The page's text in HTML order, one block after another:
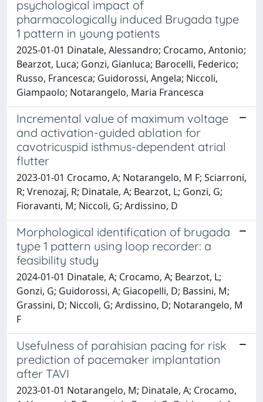
psychological impact of
pharmacologically induced Brugada type
1 pattern in young patients
2025-01-01 Dinatale, Alessandro; Crocamo, Antonio;
Bearzot, Luca; Gonzi, Gianluca; Barocelli, Federico;
Russo, Francesca; Guidorossi, Angela; Niccoli,
Giampaolo; Notarangelo, Maria Francesca
Incremental value of maximum voltage
and activation-guided ablation for
cavotricuspid isthmus-dependent atrial
flutter
2023-01-01 Crocamo, A; Notarangelo, M F; Sciarroni,
R; Vrenozaj, R; Dinatale, A; Bearzot, L; Gonzi, G;
Fioravanti, M; Niccoli, G; Ardissino, D
Morphological identification of brugada
type 1 pattern using loop recorder: a
feasibility study
2024-01-01 Dinatale, A; Crocamo, A; Bearzot, L;
Gonzi, G; Guidorossi, A; Giacopelli, D; Bassini, M;
Grassini, D; Niccoli, G; Ardissino, D; Notarangelo, M
F
Usefulness of parahisian pacing for risk
prediction of pacemaker implantation
after TAVI
2023-01-01 Notarangelo, M; Dinatale, A; Crocamo,